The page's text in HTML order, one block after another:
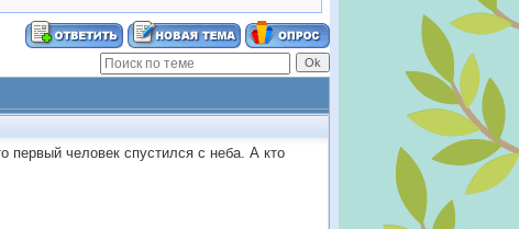
первый человек спустился с неба. А кто